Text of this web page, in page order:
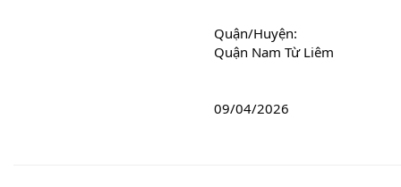
Quận/Huyện:
Quận Nam Từ Liêm
09/04/2026